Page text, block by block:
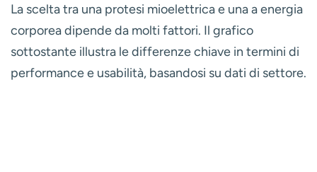
La scelta tra una protesi mioelettrica e una a energia
corporea dipende da molti fattori. Il grafico
sottostante illustra le differenze chiave in termini di
performance e usabilità, basandosi su dati di settore.